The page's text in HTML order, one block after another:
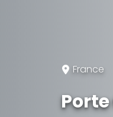
France